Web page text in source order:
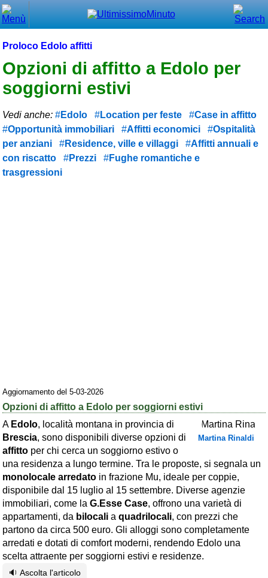
Proloco Edolo affitti
Opzioni di affitto a Edolo per
soggiorni estivi
Vedi anche: Edolo Location per feste
Case in affitto
Opportunità immobiliari
Affitti economici
Ospitalità
per anziani
Residence, ville e villaggi
Affitti annuali e
con riscatto
Prezzi
Fughe romantiche e
trasgressioni
Aggiornamento del 5-03-2026
Opzioni di affitto a Edolo per soggiorni estivi
Martina Rinaldi
A Edolo, località montana in provincia di
Brescia, sono disponibili diverse opzioni di
affitto per chi cerca un soggiorno estivo o
una residenza a lungo termine. Tra le proposte, si segnala un
monolocale arredato in frazione Mu, ideale per coppie,
disponibile dal 15 luglio al 15 settembre. Diverse agenzie
immobiliari, come la G.Esse Case, offrono una varietà di
appartamenti, da bilocali a quadrilocali, con prezzi che
partono da circa 500 euro. Gli alloggi sono completamente
arredati e dotati di comfort moderni, rendendo Edolo una
scelta attraente per soggiorni estivi e residenze.
🔉 Ascolta l'articolo
Menù principale
⌂ Home
🕐 Last Minute
🕐 First Minute
🔍 Cerca
Trova vicino a te
Area riservata
Chi siamo
Ambienti
≋ Mare
🗻 Montagna
Laghi
Isole
Campagna
Terme